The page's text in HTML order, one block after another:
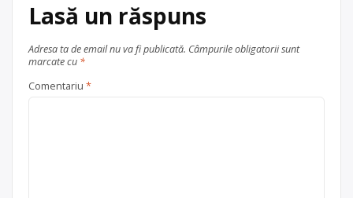
Lasă un răspuns
Adresa ta de email nu va fi publicată. Câmpurile obligatorii sunt
marcate cu *
Comentariu *